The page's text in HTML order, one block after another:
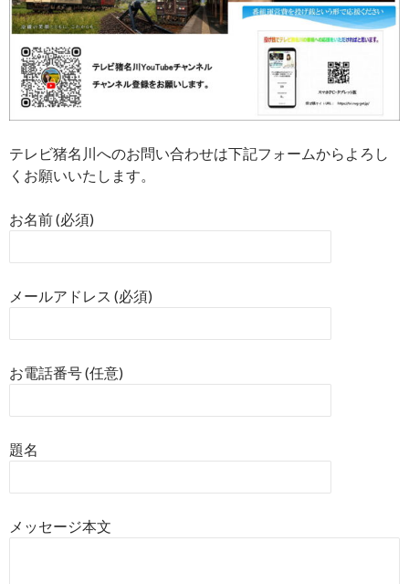
テレビ猪名川へのお問い合わせは下記フォームからよろし
くお願いいたします。
お名前 (必須)
メールアドレス (必須)
お電話番号 (任意)
題名
メッセージ本文